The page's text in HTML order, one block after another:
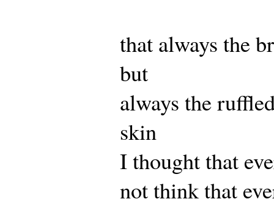
that always the
but
always the
skin
I thought that
not think that